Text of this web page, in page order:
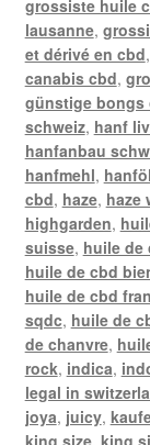
grossiste huile
lausanne,
et dérivé en cbd,
canabis cbd,
günstige bongs
schweiz, hanf
hanfanbau
hanfmehl,
cbd, haze, haze
highgarden,
suisse, huile de
huile de cbd
huile de cbd
sqdc, huile de
de chanvre,
rock, indica,
legal in
joya, juicy,
king size, king